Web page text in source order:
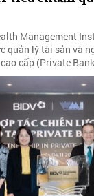
Management
quản lý tài sản và
cấp (Private